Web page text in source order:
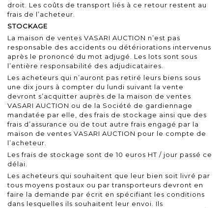
droit. Les coûts de transport liés à ce retour restent au
frais de l’acheteur.
STOCKAGE
La maison de ventes VASARI AUCTION n’est pas
responsable des accidents ou détériorations intervenus
après le prononcé du mot adjugé. Les lots sont sous
l’entière responsabilité des adjudicataires.
Les acheteurs qui n’auront pas retiré leurs biens sous
une dix jours à compter du lundi suivant la vente
devront s’acquitter auprès de la maison de ventes
VASARI AUCTION ou de la Société de gardiennage
mandatée par elle, des frais de stockage ainsi que des
frais d’assurance ou de tout autre frais engagé par la
maison de ventes VASARI AUCTION pour le compte de
l’acheteur.
Les frais de stockage sont de 10 euros HT / jour passé ce
délai.
Les acheteurs qui souhaitent que leur bien soit livré par
tous moyens postaux ou par transporteurs devront en
faire la demande par écrit en spécifiant les conditions
dans lesquelles ils souhaitent leur envoi. Ils